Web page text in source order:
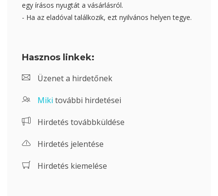
egy írásos nyugtát a vásárlásról.
- Ha az eladóval találkozik, ezt nyilvános helyen tegye.
Hasznos linkek:
Üzenet a hirdetőnek
Miki további hirdetései
Hirdetés továbbküldése
Hirdetés jelentése
Hirdetés kiemelése